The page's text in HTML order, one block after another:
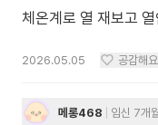
체온계로 열 재보고
2026.05.05 공감해요
메롱468 임신 7개